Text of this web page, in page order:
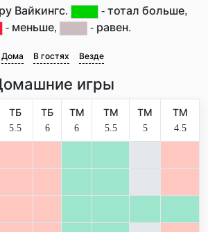
Вайкингс.
- тотал больше,
- меньше,
- равен.
Дома В гостях Везде
игры
ТБ
5.5
ТБ
6
ТМ
6
ТМ
5.5
ТМ
5
ТМ
4.5